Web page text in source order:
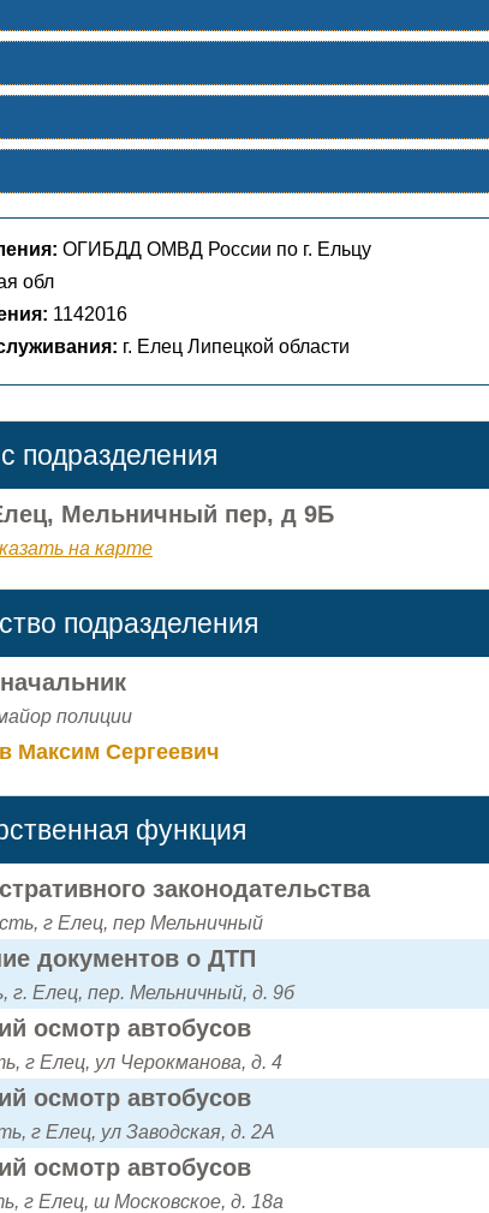
ОГИБДД ОМВД России по г. Ельцу
обл
1142016
г. Елец Липецкой области
подразделения
Мельничный пер, д 9Б
на карте
подразделения
начальник
полиции
Максим Сергеевич
функция
законодательства
г Елец, пер Мельничный
документов о ДТП
г. Елец, пер. Мельничный, д. 9б
осмотр автобусов
г Елец, ул Черокманова, д. 4
осмотр автобусов
г Елец, ул Заводская, д. 2А
осмотр автобусов
г Елец, ш Московское, д. 18а